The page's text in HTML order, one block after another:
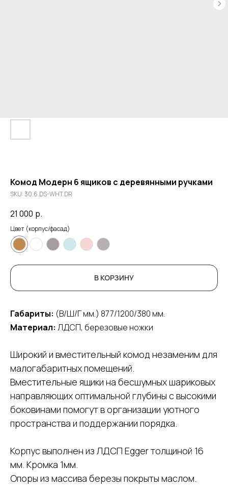
Комод Модерн 6 ящиков с деревянными ручками
SKU:30.6.DS-WHT.DR
21 000 р.
Цвет (корпус/фасад)
В КОРЗИНУ
Габариты: (В/Ш/Г мм.) 877/1200/380 мм.
Материал: ЛДСП, березовые ножки
Широкий и вместительный комод незаменим для
малогабаритных помещений.
Вместительные ящики на бесшумных шариковых
направляющих оптимальной глубины с высокими
боковинами помогут в организации уютного
пространства и поддержании порядка.
Корпус выполнен из ЛДСП Egger толщиной 16
мм. Кромка 1мм.
Опоры из массива березы покрыты маслом.